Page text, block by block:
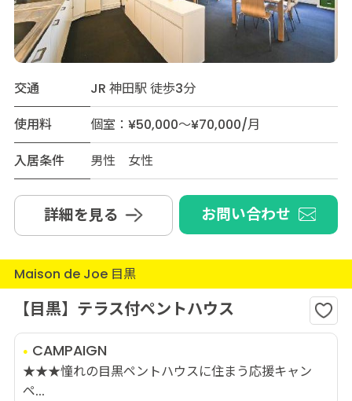
交通
JR 神田駅 徒歩3分
使用料
個室：¥50,000～¥70,000/月
入居条件
男性 女性
詳細を見る お問い合わせ
Maison de Joe 目黒
【目黒】テラス付ペントハウス
CAMPAIGN
★★★憧れの目黒ペントハウスに住まう応援キャン
ペ...